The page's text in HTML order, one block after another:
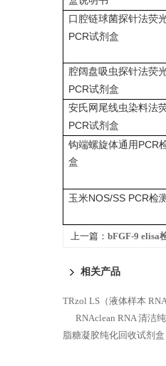
口腔链球菌探针法荧
PCR试剂盒
腔阔盘吸虫探针法荧
PCR试剂盒
安氏网尾线虫染料法
PCR试剂盒
钩端螺旋体通用 PCR
盒
玉米NOS/SS PCR检
上一篇： bFGF-9 elisa
相关产品
TRzol LS（液体样本
RNAclean RNA 清洁
脂糖凝胶纯化回收试剂盒